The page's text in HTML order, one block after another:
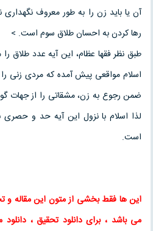
آن یا باید زن را به طور معروف نگهداری
رها کردن به احسان طلاق سوم است. >
طبق نظر فقها عظام، این آیه عدد
اسلام مواقعی پیش آمده که مردی زنی
ضمن رجوع به زن، مشقاتی را از جهات
لذا اسلام با نزول این آیه حد و حصری
است.
این ها فقط بخشی از متون اینمقاله و
می باشد ، برایدانلود تحقیق ، دانلود